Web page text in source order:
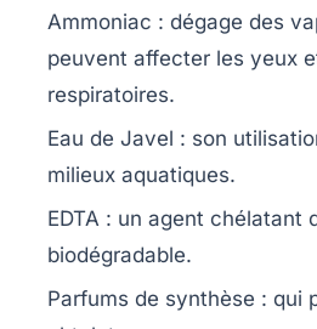
Ammoniac : dégage des
peuvent affecter les yeux
respiratoires.
Eau de Javel : son
milieux aquatiques.
EDTA : un agent chélatant
biodégradable.
Parfums de synthèse : qui